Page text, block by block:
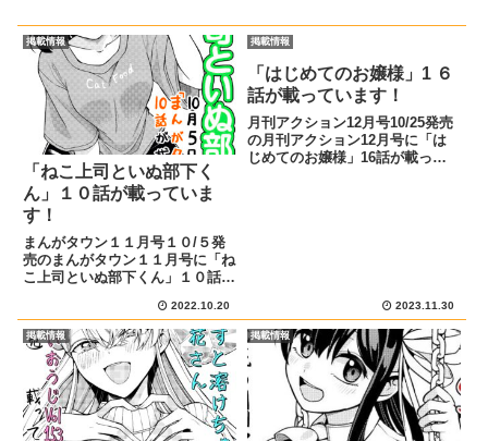
掲載情報
「ねこ上司といぬ部下く
ん」１０話が載っていま
す！
まんがタウン１１月号１０/５発
売のまんがタウン１１月号に「ね
こ上司といぬ部下くん」１０話が
ラスト歓迎会で酔ってしまった根
古さんは、気になる後輩・乾くん
の家にお邪魔する事に。乾くんの
寝顔を見たり、隣に寝っ転がっ
た...
2022.10.20
掲載情報
「はじめてのお嬢様」1 ６
話が載っています！
月刊アクション12月号10/25発売
の月刊アクション12月号に「は
じめてのお嬢様」16話が載って
2023.11.30
掲載情報 掲載情報